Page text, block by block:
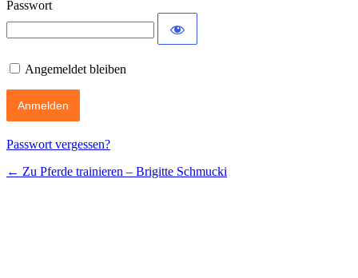
Passwort
Angemeldet bleiben
Passwort vergessen?
← Zu Pferde trainieren – Brigitte Schmucki